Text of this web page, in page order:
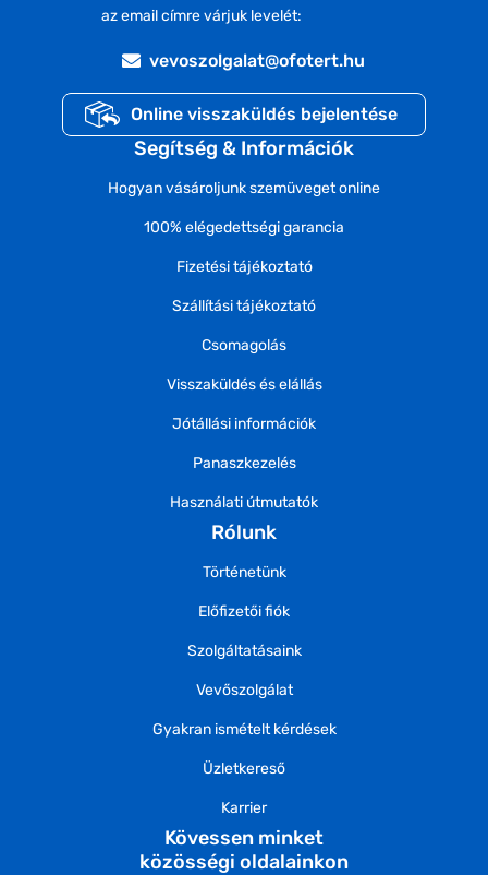
az email címre várjuk levelét:
vevoszolgalat@ofotert.hu
Online visszaküldés bejelentése
Segítség & Információk
Hogyan vásároljunk szemüveget online
100% elégedettségi garancia
Fizetési tájékoztató
Szállítási tájékoztató
Csomagolás
Visszaküldés és elállás
Jótállási információk
Panaszkezelés
Használati útmutatók
Rólunk
Történetünk
Előfizetői fiók
Szolgáltatásaink
Vevőszolgálat
Gyakran ismételt kérdések
Üzletkereső
Karrier
Kövessen minket
közösségi oldalainkon